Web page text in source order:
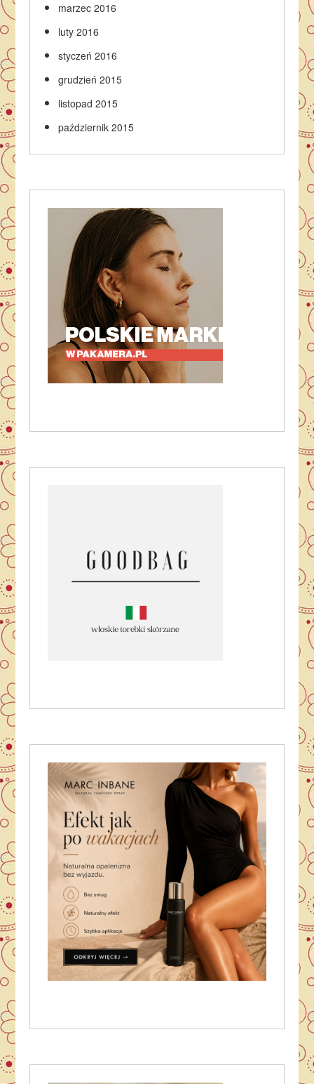
marzec 2016
luty 2016
styczeń 2016
grudzień 2015
listopad 2015
październik 2015